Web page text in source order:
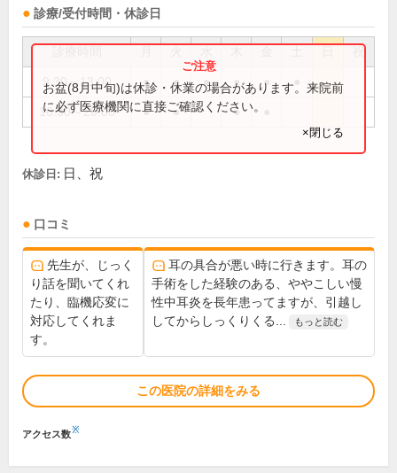
診療/受付時間・休診日
祝
9:30～13:00 ● ● ● ● ●
16:30～20:00 ● ● ●
お盆(8月中旬)は休診・休業の場合があります。来院前
に必ず医療機関に直接ご確認ください。
×閉じる
休診日: 日、祝
口コミ
先生が、じっく
り話を聞いてくれ
たり、臨機応変に
対応してくれま
す。
耳の具合が悪い時に行きます。耳の
手術をした経験のある、ややこしい慢
性中耳炎を長年患ってますが、引越し
してからしっくりくる...
もっと読む
この医院の詳細をみる
アクセス数※